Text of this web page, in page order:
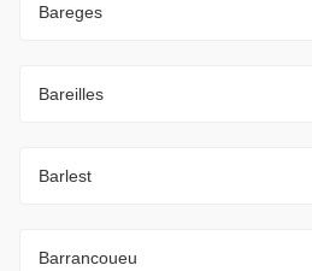
Bareges
Bareilles
Barlest
Barrancoueu